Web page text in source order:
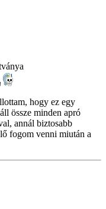
hogy ez egy
össze minden apró
annál biztosabb
fogom venni miután a